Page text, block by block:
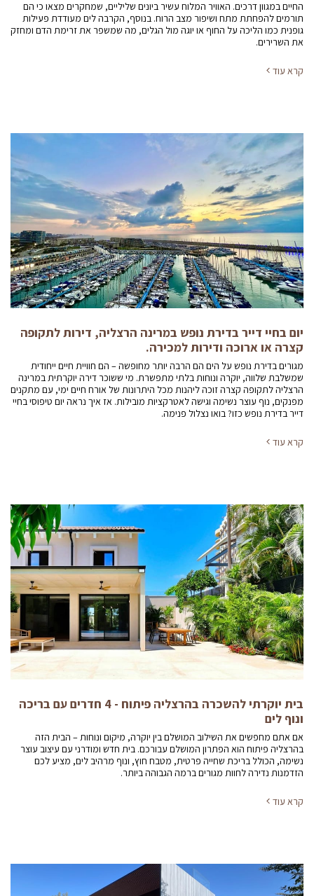
החיים במגוון דרכים. האוויר המלוח עשיר ביונים שליליים, שמחקרים מצאו כי הם
תורמים להפחתת מתח ושיפור מצב הרוח. בנוסף, הקרבה לים מעודדת פעילות
גופנית כמו הליכה על החוף או יוגה מול הגלים, מה שמשפר את זרימת הדם ומחזק
את השרירים.
קרא עוד
יום בחיי דייר בדירת נופש במרינה הרצליה, דירות לתקופה
קצרה או ארוכה ודירות למכירה.
מגורים בדירת נופש על הים הם הרבה יותר מחופשה – הם חוויית חיים ייחודית
שמשלבת שלווה, יוקרה ונוחות בלתי מתפשרת. מי ששוכר דירה יוקרתית במרינה
הרצליה לתקופה קצרה זוכה ליהנות מכל היתרונות של אורח חיים ימי, עם מתקנים
מפנקים, נוף עוצר נשימה וגישה לאטרקציות מובילות. אז איך נראה יום טיפוסי בחיי
דייר בדירת נופש כזו? בואו נצלול פנימה.
קרא עוד
בית יוקרתי להשכרה בהרצליה פיתוח - 4 חדרים עם בריכה
ונוף לים
אם אתם מחפשים את השילוב המושלם בין יוקרה, מיקום ונוחות – הבית הזה
בהרצליה פיתוח הוא הפתרון המושלם עבורכם. בית חדש ומודרני עם עיצוב עוצר
נשימה, הכולל בריכת שחייה פרטית, מטבח חוץ, ונוף מרהיב לים, מציע לכם
הזדמנות נדירה לחוות מגורים ברמה הגבוהה ביותר.
קרא עוד